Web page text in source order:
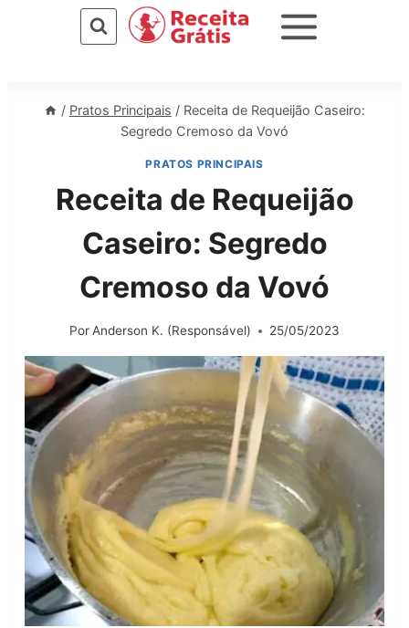
/ Pratos Principais / Receita de Requeijão Caseiro:
Segredo Cremoso da Vovó
PRATOS PRINCIPAIS
Receita de Requeijão
Caseiro: Segredo
Cremoso da Vovó
PorAnderson K. (Responsável) 25/05/2023